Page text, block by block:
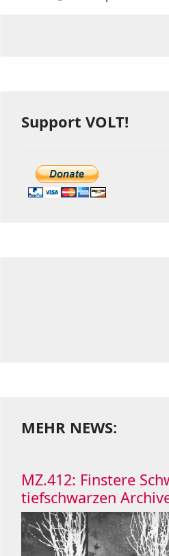
Support VOLT!
MEHR NEWS:
MZ.412: Finstere
tiefschwarzen